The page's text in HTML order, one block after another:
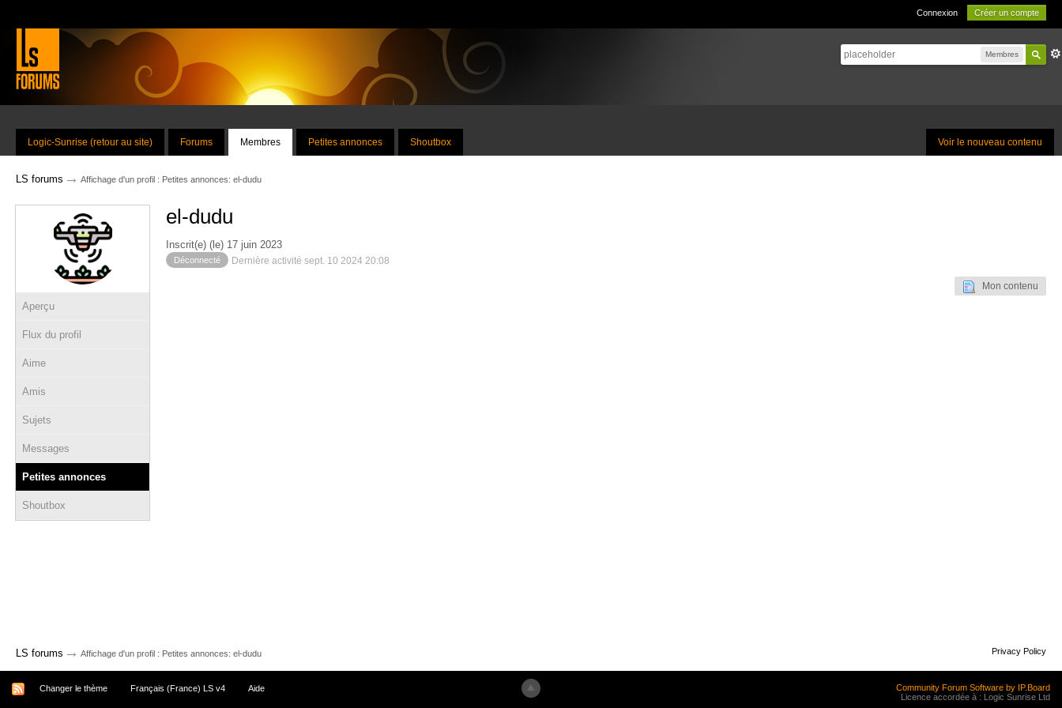
Connexion Créer un compte
Membres
Voir le nouveau contenu
Logic-Sunrise (retour au site) Forums Membres Petites annonces Shoutbox
LS forums → Affichage d'un profil : Petites annonces: el-dudu
Aperçu
Flux du profil
Aime
Amis
Sujets
Messages
Petites annonces
Shoutbox
el-dudu
Inscrit(e) (le) 17 juin 2023
Déconnecté Dernière activité sept. 10 2024 20:08
Mon contenu
LS forums → Affichage d'un profil : Petites annonces: el-dudu Privacy Policy
Changer le thème Français (France) LS v4 Aide
Community Forum Software by IP.Board
Licence accordée à : Logic Sunrise Ltd